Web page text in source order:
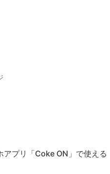
アプリ「Coke ON」で使える